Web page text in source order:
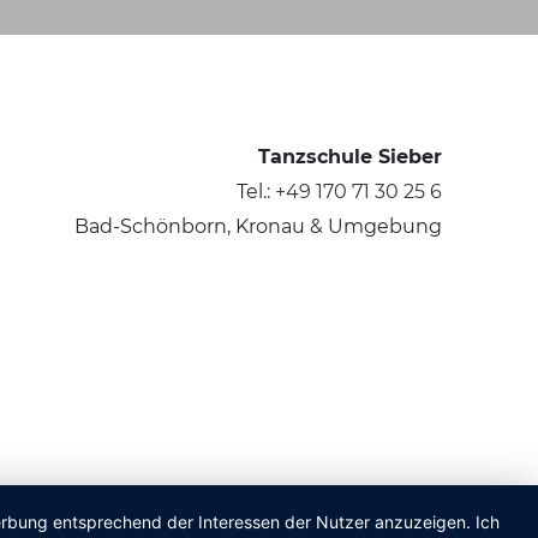
Tanzschule Sieber
Tel.: +49 170 71 30 25 6
Bad-Schönborn, Kronau & Umgebung
entsprechend der Interessen der Nutzer anzuzeigen. Ich